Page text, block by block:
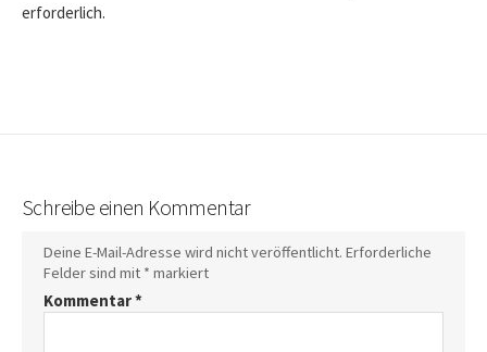
erforderlich.
Schreibe einen Kommentar
Deine E-Mail-Adresse wird nicht veröffentlicht. Erforderliche
Felder sind mit * markiert
Kommentar*